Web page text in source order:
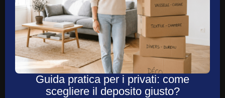
Guida pratica per i privati: come
scegliere il deposito giusto?